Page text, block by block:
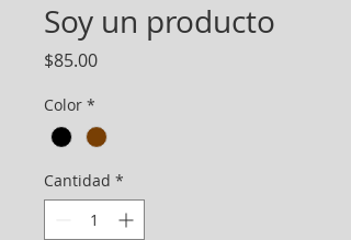
Soy un producto
$85.00Precio
Color *
Cantidad *